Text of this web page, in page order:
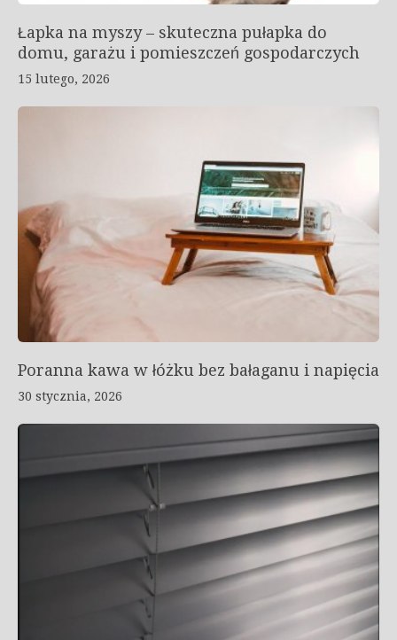
Łapka na myszy – skuteczna pułapka do
domu, garażu i pomieszczeń gospodarczych
15 lutego, 2026
Poranna kawa w łóżku bez bałaganu i napięcia
30 stycznia, 2026